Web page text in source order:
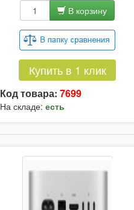
В корзину
Купить в 1 клик
Код товара:7699
На складе:есть